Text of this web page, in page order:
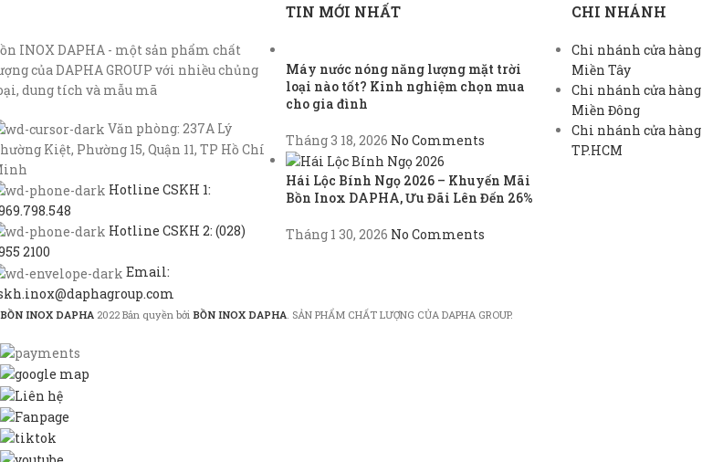
INOX DAPHA - một sản phẩm chất
của DAPHA GROUP với nhiều chủng
dung tích và mẫu mã
Văn phòng: 237A Lý
Kiệt, Phường 15, Quận 11, TP Hồ Chí
Hotline CSKH 1:
Hotline CSKH 2: (028)
2100
Email:
TIN MỚI NHẤT
Máy nước nóng năng lượng mặt trời
loại nào tốt? Kinh nghiệm chọn mua
cho gia đình
Tháng 3 18, 2026 No Comments
Hái Lộc Bính Ngọ 2026 – Khuyến Mãi
Bồn Inox DAPHA, Ưu Đãi Lên Đến 26%
Tháng 1 30, 2026 No Comments
CHI NHÁNH
Chi nhánh cửa hàng
Miền Tây
Chi nhánh cửa hàng
Miền Đông
Chi nhánh cửa hàng
TP.HCM
BỒN INOX DAPHA 2022 Bản quyền bởi BỒN INOX DAPHA . SẢN PHẨM CHẤT LƯỢNG CỦA DAPHA GROUP.